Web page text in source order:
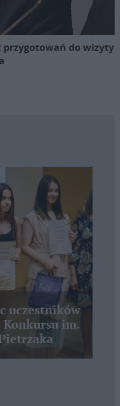
przygotowań do wizyty
uczestników
im.